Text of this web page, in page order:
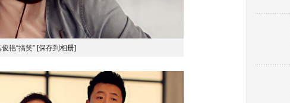
艳“搞笑” [保存到相册]